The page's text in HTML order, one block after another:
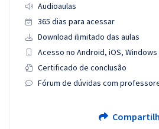
Audioaulas
365 dias para acessar
Download ilimitado das aulas
Acesso no Android, iOS, Windows
Certificado de conclusão
Fórum de dúvidas com